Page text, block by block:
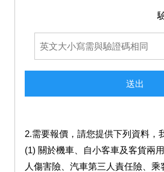
2.需要報價，請您提供下列資料，
(1) 關於機車、自小客車及客貨兩
人傷害險、汽車第三人責任險、